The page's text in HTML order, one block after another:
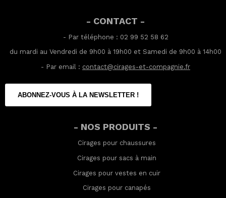
- CONTACT -
- Par téléphone : 02 99 52 58 62
du mardi au Vendredi de 9h00 à 19h00 et Samedi de 9h00 à 14h00
- Par email : contact@cirages-et-compagnie.fr
ABONNEZ-VOUS À LA NEWSLETTER !
- NOS PRODUITS -
Cirages pour chaussures
Cirages pour sacs à main
Cirages pour vestes en cuir
Cirages pour canapés